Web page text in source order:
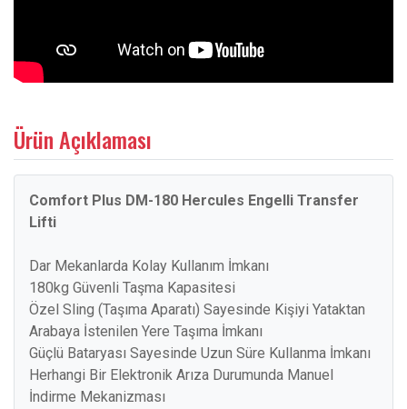
Ürün Açıklaması
Comfort Plus DM-180 Hercules Engelli Transfer
Lifti
Dar Mekanlarda Kolay Kullanım İmkanı
180kg Güvenli Taşma Kapasitesi
Özel Sling (Taşıma Aparatı) Sayesinde Kişiyi Yataktan
Arabaya İstenilen Yere Taşıma İmkanı
Güçlü Bataryası Sayesinde Uzun Süre Kullanma İmkanı
Herhangi Bir Elektronik Arıza Durumunda Manuel
İndirme Mekanizması